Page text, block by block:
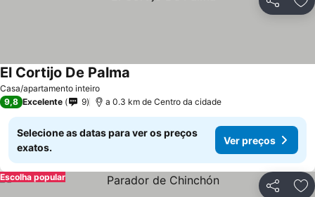
Partilhar
Casa/apartamento inteiro
El Cortijo De Palma
9,8 Excelente 9 a 0.3 km de Centro da cidade
Selecione as datas para ver os preços
exatos.
Ver preços
Partilhar
Escolha popular